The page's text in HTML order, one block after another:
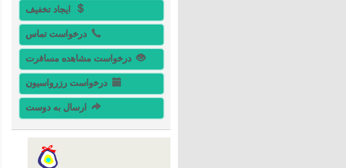
ایجاد تخفیف
درخواست تماس
درخواست مشاهده مسافرت
درخواست رزرواسیون
ارسال به دوست